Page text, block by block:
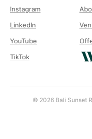
Instagram
LinkedIn
YouTube
TikTok
© 2026 Bali Sunset